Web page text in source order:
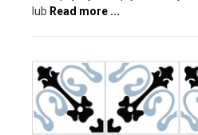
lub Read more ...